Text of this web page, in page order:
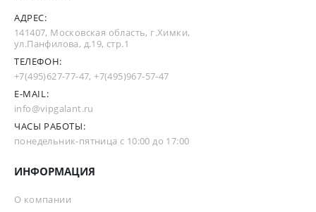
АДРЕС:
141407, Московская область, г.Химки,
ул.Панфилова, д.19, стр.1
ТЕЛЕФОН:
+7(495)627-77-47,+7(495)967-57-47
E-MAIL:
info@vipgalant.ru
ЧАСЫ РАБОТЫ:
понедельник-пятница с 10:00 до 17:00
ИНФОРМАЦИЯ
О компании